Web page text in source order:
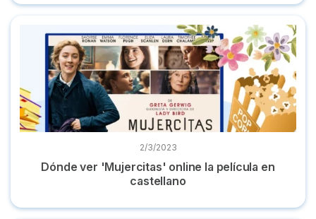
Dónde ver 'Mujercitas' online la película en castellano
2/3/2023
Dónde ver 'Mujercitas' online la película en
castellano